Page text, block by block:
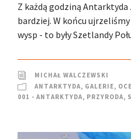
Z każdą godziną Antarktyda
bardziej. W końcu
wysp - to były Szetlandy
MICHAŁ WALCZEWSKI
ANTARKTYDA, GALERIE,
001 - ANTARKTYDA, PRZYRODA,